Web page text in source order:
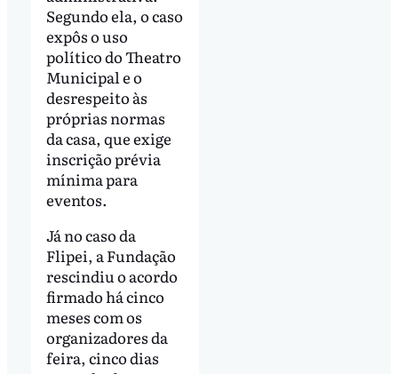
Segundo ela, o caso
expôs o uso
político do Theatro
Municipal e o
desrespeito às
próprias normas
da casa, que exige
inscrição prévia
mínima para
eventos.
Já no caso da
Flipei, a Fundação
rescindiu o acordo
firmado há cinco
meses com os
organizadores da
feira, cinco dias